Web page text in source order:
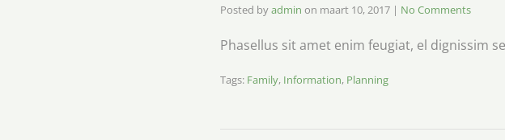
Posted byadmin on maart 10, 2017 | No Comments
Phasellus sit amet enim feugiat, el dignissim
Tags: Family, Information, Planning